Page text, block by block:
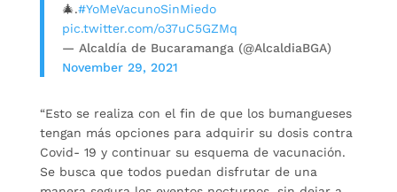
🎄.#YoMeVacunoSinMiedo
pic.twitter.com/o37uC5GZMq
— Alcaldía de Bucaramanga (@AlcaldiaBGA)
November 29, 2021
“Esto se realiza con el fin de que los bumangueses
tengan más opciones para adquirir su dosis contra
Covid- 19 y continuar su esquema de vacunación.
Se busca que todos puedan disfrutar de una